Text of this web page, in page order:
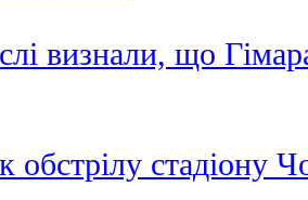
визнали, що
обстрілу стадіону